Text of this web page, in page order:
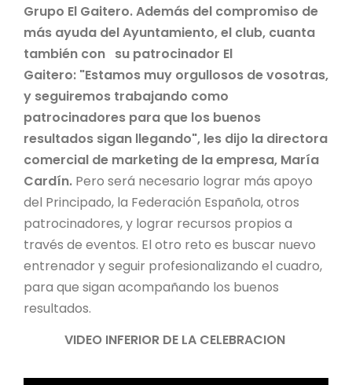
Grupo El Gaitero. Además del compromiso de
más ayuda del Ayuntamiento, el club, cuanta
también con su patrocinador El
Gaitero: "Estamos muy orgullosos de vosotras,
y seguiremos trabajando como
patrocinadores para que los buenos
resultados sigan llegando", les dijo la directora
comercial de marketing de la empresa, María
Cardín. Pero será necesario lograr más apoyo
del Principado, la Federación Española, otros
patrocinadores, y lograr recursos propios a
través de eventos. El otro reto es buscar nuevo
entrenador y seguir profesionalizando el cuadro,
para que sigan acompañando los buenos
resultados.
VIDEO INFERIOR DE LA CELEBRACION